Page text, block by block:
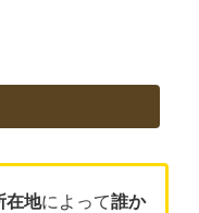
在地によって誰か